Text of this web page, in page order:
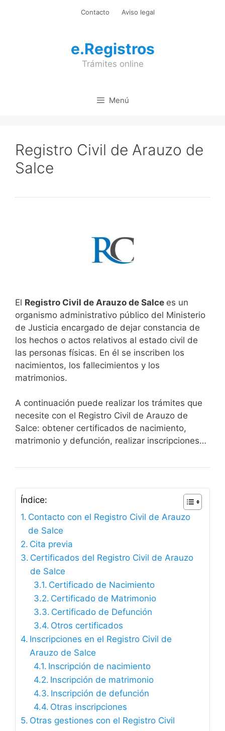
Contacto Aviso legal
e.Registros
Trámites online
Menú
Registro Civil de Arauzo de
Salce
El Registro Civil de Arauzo de Salce es un
organismo administrativo público del Ministerio
de Justicia encargado de dejar constancia de
los hechos o actos relativos al estado civil de
las personas físicas. En él se inscriben los
nacimientos, los fallecimientos y los
matrimonios.
A continuación puede realizar los trámites que
necesite con el Registro Civil de Arauzo de
Salce: obtener certificados de nacimiento,
matrimonio y defunción, realizar inscripciones…
Índice:
Contacto con el Registro Civil de Arauzo
de Salce
Cita previa
Certificados del Registro Civil de Arauzo
de Salce
Certificado de Nacimiento
Certificado de Matrimonio
Certificado de Defunción
Otros certificados
Inscripciones en el Registro Civil de
Arauzo de Salce
Inscripción de nacimiento
Inscripción de matrimonio
Inscripción de defunción
Otras inscripciones
Otras gestiones con el Registro Civil